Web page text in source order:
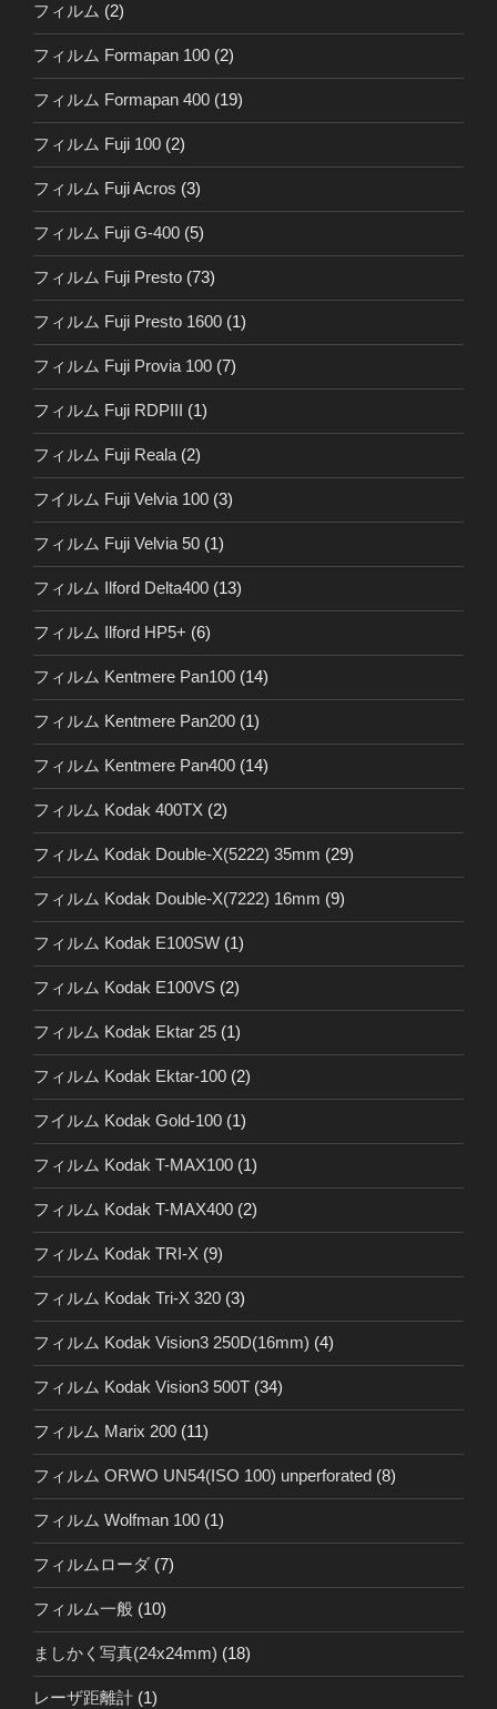
フィルム (2)
フィルム Formapan 100 (2)
フィルム Formapan 400 (19)
フィルム Fuji 100 (2)
フィルム Fuji Acros (3)
フィルム Fuji G-400 (5)
フィルム Fuji Presto (73)
フィルム Fuji Presto 1600 (1)
フィルム Fuji Provia 100 (7)
フィルム Fuji RDPIII (1)
フィルム Fuji Reala(2)
フイルム Fuji Velvia 100 (3)
フィルム Fuji Velvia 50 (1)
フィルム Ilford Delta400 (13)
フィルム Ilford HP5+ (6)
フィルム Kentmere Pan100 (14)
フィルム Kentmere Pan200 (1)
フィルム Kentmere Pan400 (14)
フィルム Kodak 400TX (2)
フィルム Kodak Double-X(5222) 35mm (29)
フィルム Kodak Double-X(7222) 16mm (9)
フィルム Kodak E100SW (1)
フィルム Kodak E100VS (2)
フィルム Kodak Ektar 25 (1)
フィルム Kodak Ektar-100 (2)
フイルム Kodak Gold-100 (1)
フィルム Kodak T-MAX100 (1)
フィルム Kodak T-MAX400 (2)
フィルム Kodak TRI-X (9)
フィルム Kodak Tri-X 320 (3)
フィルム Kodak Vision3 250D(16mm) (4)
フィルム Kodak Vision3 500T (34)
フィルム Marix 200 (11)
フィルム ORWO UN54(ISO 100) unperforated (8)
フィルム Wolfman 100 (1)
フィルムローダ (7)
フィルム一般 (10)
ましかく写真(24x24mm) (18)
レーザ距離計 (1)